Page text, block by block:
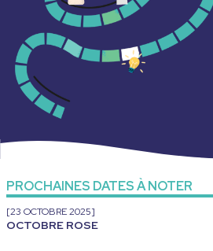
PROCHAINES DATES À NOTER
[23 OCTOBRE 2025]
OCTOBRE ROSE